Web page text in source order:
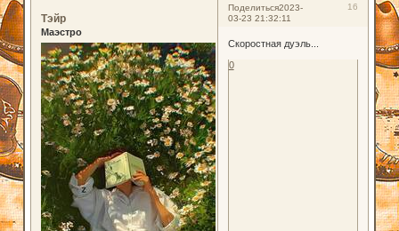
Поделиться 16
2023-
03-23 21:32:11
Тэйр
Маэстро
Скоростная дуэль...
0